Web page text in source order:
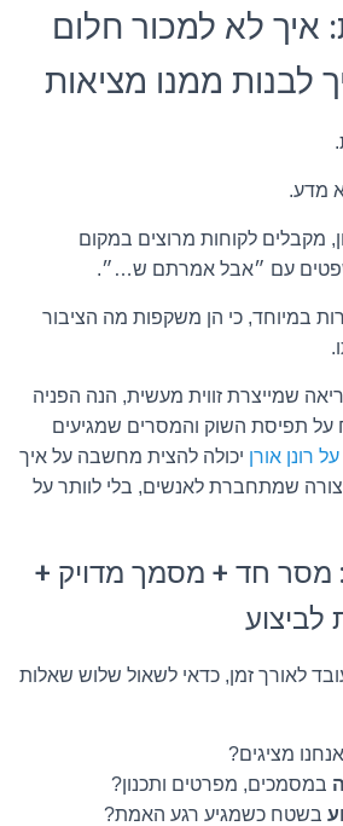
איך לא למכור חלום
לבנות ממנו מציאות
מדע.
מקבלים לקוחות מרוצים במקום
עם ״אבל אמרתם ש…״.
במיוחד, כי הן משקפות מה הציבור
שמייצרת זווית מעשית, הנה הפניה
תפיסת השוק והמסרים שמגיעים
רונן אורן יכולה להצית מחשבה על איך
שמתחברת לאנשים, בלי לוותר על
מסר חד + מסמך מדויק +
לאורך זמן, כדאי לשאול שלוש שאלות
מציגים?
במסמכים, מפרטים ותכנון?
בשטח כשמגיע רגע האמת?